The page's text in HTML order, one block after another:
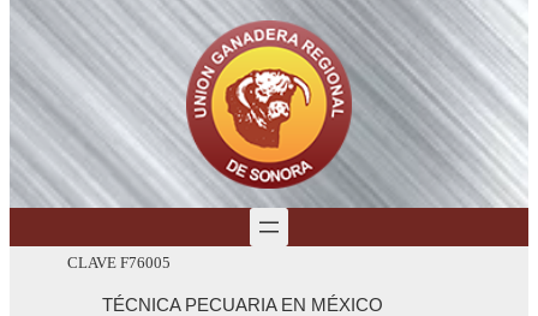
CLAVE F76005
TÉCNICA PECUARIA EN MÉXICO